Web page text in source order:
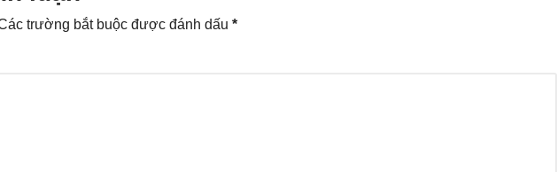
trường bắt buộc được đánh dấu *